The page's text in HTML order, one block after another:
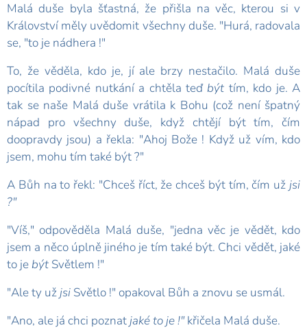
Malá duše byla šťastná, že přišla na věc, kterou si v
Království měly uvědomit všechny duše. "Hurá, radovala
se, "to je nádhera !"
To, že věděla, kdo je, jí ale brzy nestačilo. Malá duše
pocítila podivné nutkání a chtěla teďbýt tím, kdo je. A
tak se naše Malá duše vrátila k Bohu (což není špatný
nápad pro všechny duše, když chtějí být tím, čím
doopravdy jsou) a řekla: "Ahoj Bože ! Když už vím, kdo
jsem, mohu tím také být ?"
A Bůh na to řekl: "Chceš říct, že chceš být tím, čím už jsi
?"
"Víš," odpověděla Malá duše, "jedna věc je vědět, kdo
jsem a něco úplně jiného je tím také být. Chci vědět, jaké
to jebýt Světlem !"
"Ale ty užjsi Světlo !" opakoval Bůh a znovu se usmál.
"Ano, ale já chci poznatjaké to je !"křičela Malá duše.